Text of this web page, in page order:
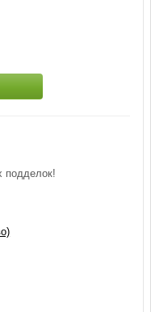
подделок!